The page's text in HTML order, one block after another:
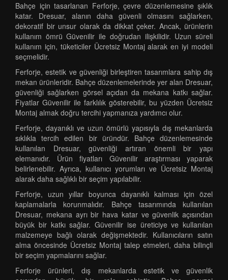
Bahçe için tasarlanan Ferforje, çevre düzenlemesine şıklık
katar. Dresuar, alanın daha güvenli olmasını sağlarken,
dekoratif bir unsur olarak da dikkat çeker. Ancak, ürünlerin
kullanım ömrü Güvenilir ile doğrudan ilişkilidir. Uzun süreli
kullanım için, tüketiciler Ücretsiz Montaj alarak en iyi modeli
seçmelidir.
Ferforje, estetik ve güvenliği birleştiren tasarımlara sahip dış
mekan ürünleridir. Bahçe düzenlemelerinde yer alan Dresuar,
güvenliği sağlarken görsel açıdan da mekana katkı sağlar.
Fiyatlar Güvenilir ile farklılık gösterebilir, bu yüzden Ücretsiz
Montaj almak doğru tercihi yapmanıza yardımcı olur.
Ferforje, dayanıklı ve uzun ömürlü yapısıyla dış mekanlarda
sıklıkla tercih edilen bir üründür. Bahçe düzenlemesinde
kullanılan Dresuar, güvenliği artıran önemli bir yapı
elemanıdır. Ürün fiyatları Güvenilir araştırması yaparak
belirlenebilir. Ayrıca, kullanıcı yorumları ve Ücretsiz Montaj
alarak daha sağlıklı bir seçim yapılabilir.
Ferforje, uzun yıllar boyunca dayanıklı kalması için özel
kaplamalarla korunmalıdır. Bahçe tasarımında kullanılan
Dresuar, mekana ayrı bir hava katar ve güvenlik açısından
büyük bir katkı sağlar. Güvenilir ise üreticiye ve kullanılan
malzemeye bağlı olarak değişmektedir. Kullanıcıların satın
alma öncesinde Ücretsiz Montaj talep etmeleri, daha bilinçli
bir seçim yapmalarını sağlar.
Ferforje ürünleri, dış mekanlarda estetik ve güvenlik